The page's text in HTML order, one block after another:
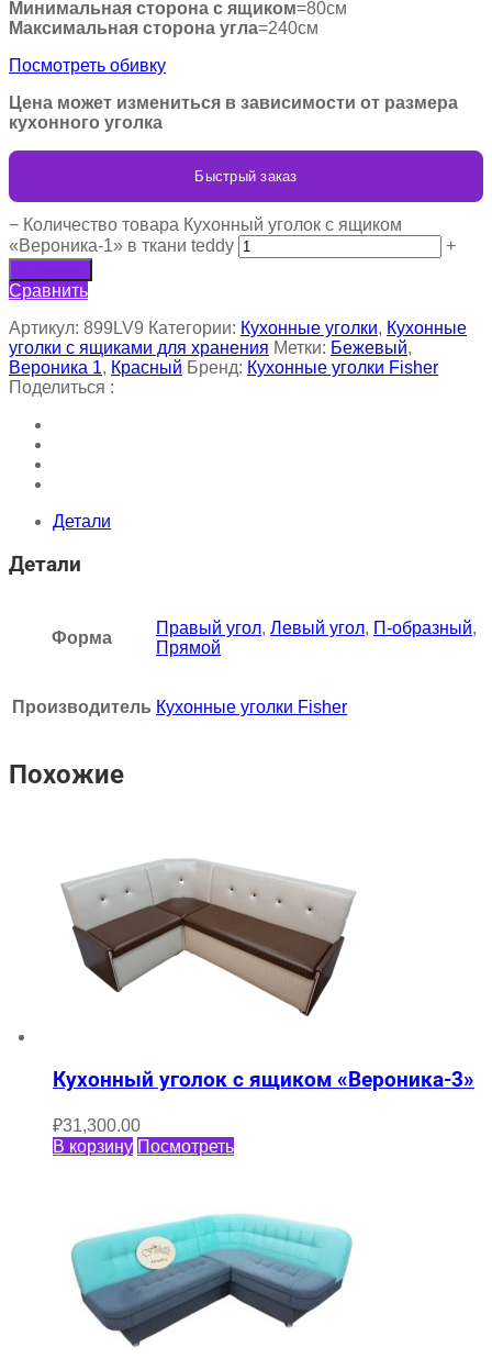
Минимальная сторона с ящиком=80см
Максимальная сторона угла=240см
Посмотреть обивку
Цена может измениться в зависимости от размера
кухонного уголка
Быстрый заказ
− Количество товара Кухонный уголок с ящиком
«Вероника-1» в ткани teddy
+
В корзину
Сравнить
Артикул: 899LV9 Категории: Кухонные уголки, Кухонные
уголки с ящиками для хранения Метки: Бежевый,
Вероника 1, Красный Бренд: Кухонные уголки Fisher
Поделиться :
Детали
Детали
Форма
Правый угол, Левый угол, П-образный,
Прямой
Производитель Кухонные уголки Fisher
Похожие
Кухонный уголок с ящиком «Вероника-3»
₽31,300.00
В корзину Посмотреть